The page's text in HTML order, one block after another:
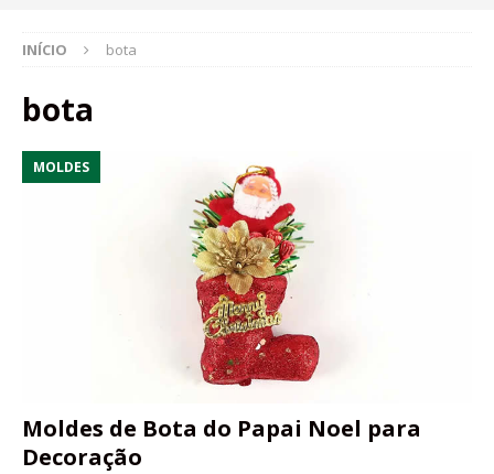
INÍCIO bota
bota
MOLDES
Moldes de Bota do Papai Noel para
Decoração